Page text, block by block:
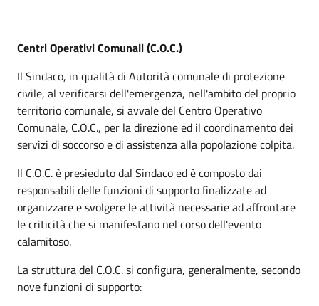
Centri Operativi Comunali (C.O.C.)
Il Sindaco, in qualità di Autorità comunale di protezione
civile, al verificarsi dell'emergenza, nell'ambito del proprio
territorio comunale, si avvale del Centro Operativo
Comunale, C.O.C., per la direzione ed il coordinamento dei
servizi di soccorso e di assistenza alla popolazione colpita.
Il C.O.C. è presieduto dal Sindaco ed è composto dai
responsabili delle funzioni di supporto finalizzate ad
organizzare e svolgere le attività necessarie ad affrontare
le criticità che si manifestano nel corso dell'evento
calamitoso.
La struttura del C.O.C. si configura, generalmente, secondo
nove funzioni di supporto: